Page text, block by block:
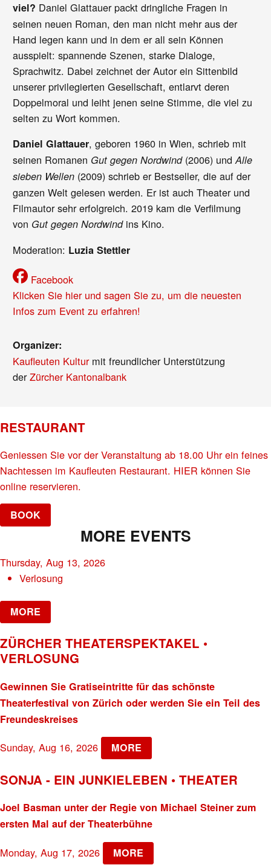
viel? Daniel Glattauerpackt dringliche Fragen in
seinen neuen Roman, den man nicht mehr aus der
Hand legen kann und in dem er all sein Können
ausspielt: spannende Szenen, starke Dialoge,
Sprachwitz. Dabei zeichnet der Autor ein Sittenbild
unserer privilegierten Gesellschaft, entlarvt deren
Doppelmoral und leiht jenen seine Stimme, die viel zu
selten zu Wort kommen.
Daniel Glattauer, geboren 1960 in Wien, schrieb mit
seinen Romanen Gut gegen Nordwind(2006) undAlle
sieben Wellen (2009) schrieb er Bestseller, die auf der
ganzen Welt gelesen werden. Er ist auch Theater und
Filmautor sehr erfolgreich. 2019 kam die Verfilmung
von Gut gegen Nordwindins Kino.
Moderation: Luzia Stettler
Facebook
Klicken Sie hier und sagen Sie zu, um die neuesten
Infos zum Event zu erfahren!
Organizer:
Kaufleuten Kulturmit freundlicher Unterstützung
derZürcher Kantonalbank
RESTAURANT
Geniessen Sie vor der Veranstaltung ab 18.00 Uhr ein feines
Nachtessen im Kaufleuten Restaurant. HIER können Sie
online reservieren.
BOOK
MORE EVENTS
Thursday, Aug 13, 2026
Verlosung
MORE
ZÜRCHER THEATERSPEKTAKEL •
VERLOSUNG
Gewinnen Sie Gratiseintritte für das schönste
Theaterfestival von Zürich oder werden Sie ein Teil des
Freundeskreises
Sunday, Aug 16, 2026 MORE
SONJA - EIN JUNKIELEBEN • THEATER
Joel Basman unter der Regie von Michael Steiner zum
ersten Mal auf der Theaterbühne
Monday, Aug 17, 2026 MORE